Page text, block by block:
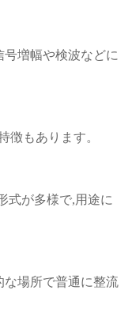
増幅や検波などに
徴もあります。
式が多様で,用途に
な場所で普通に整流